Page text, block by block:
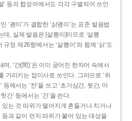
’ 등의 합성어에서도 각각 구별되어 쓰인
‘괭이’가 결합한 ‘삵괭이’는 표준 발음법
, 실제 발음은 [살쾡이]이므로 ‘살쾡
정 제26항에서는 ‘살쾡이’와 함께 ‘삵’도
, ‘간(間)’은 이미 굳어진 한자어 속에서
가리키는 접미사로 쓰인다. 그러므로 ‘위
에서는 ‘칸’을 쓰고 ‘초가삼간, 뒷간, 마
간’ 등에서는 ‘간’을 쓴다.
있는 것 따위가 떨어지게 흔들거나 치거나
등과 같이 먼지 따위가 붙어 있는 대상을